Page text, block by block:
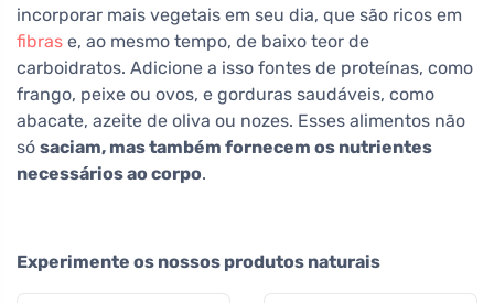
incorporar mais vegetais em seu dia, que são ricos em
fibras e, ao mesmo tempo, de baixo teor de
carboidratos. Adicione a isso fontes de proteínas, como
frango, peixe ou ovos, e gorduras saudáveis, como
abacate, azeite de oliva ou nozes. Esses alimentos não
só saciam, mas também fornecem os nutrientes
necessários ao corpo.
Experimente os nossos produtos naturais